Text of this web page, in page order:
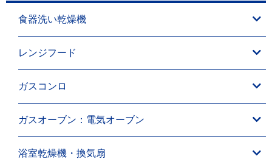
食器洗い乾燥機
レンジフード
ガスコンロ
ガスオーブン：電気オーブン
浴室乾燥機・換気扇